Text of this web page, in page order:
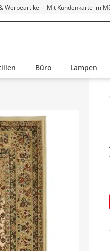
Werbeartikel – Mit Kundenkarte im
Büro Lampen